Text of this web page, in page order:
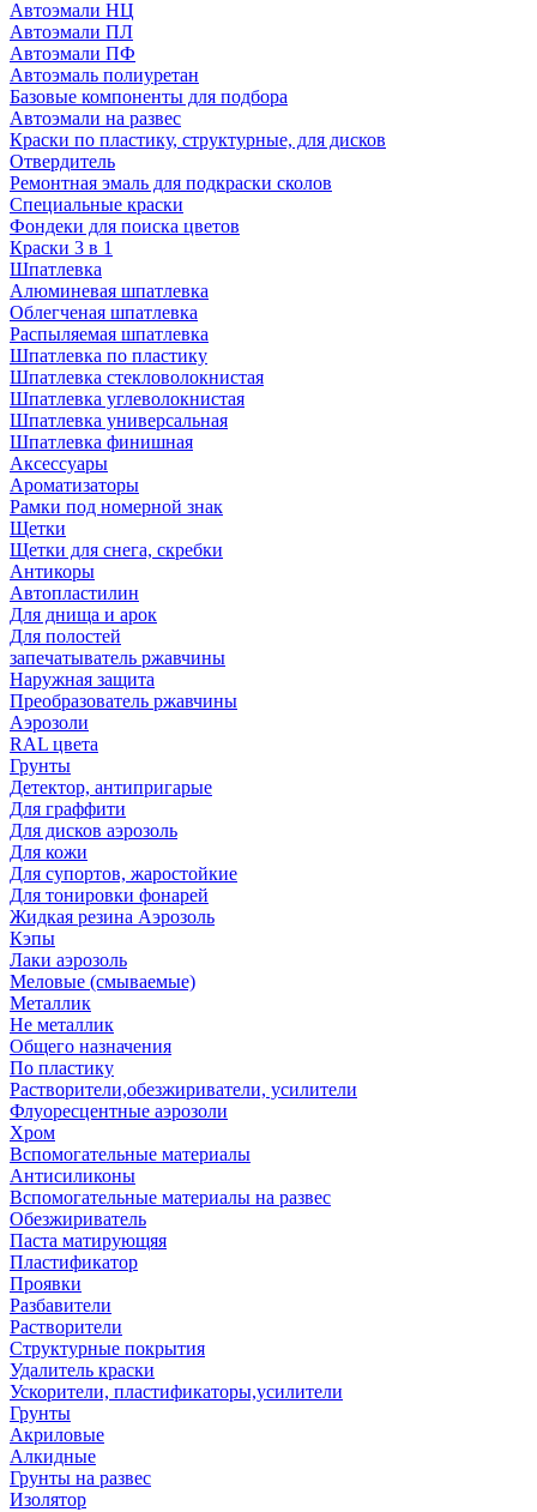
Автоэмали НЦ
Автоэмали ПЛ
Автоэмали ПФ
Автоэмаль полиуретан
Базовые компоненты для подбора
Автоэмали на развес
Краски по пластику, структурные, для дисков
Отвердитель
Ремонтная эмаль для подкраски сколов
Специальные краски
Фондеки для поиска цветов
Краски 3 в 1
Шпатлевка
Алюминевая шпатлевка
Облегченая шпатлевка
Распыляемая шпатлевка
Шпатлевка по пластику
Шпатлевка стекловолокнистая
Шпатлевка углеволокнистая
Шпатлевка универсальная
Шпатлевка финишная
Аксессуары
Ароматизаторы
Рамки под номерной знак
Щетки
Щетки для снега, скребки
Антикоры
Автопластилин
Для днища и арок
Для полостей
запечатыватель ржавчины
Наружная защита
Преобразователь ржавчины
Аэрозоли
RAL цвета
Грунты
Детектор, антипригарые
Для граффити
Для дисков аэрозоль
Для кожи
Для супортов, жаростойкие
Для тонировки фонарей
Жидкая резина Аэрозоль
Кэпы
Лаки аэрозоль
Меловые (смываемые)
Металлик
Не металлик
Общего назначения
По пластику
Растворители,обезжириватели, усилители
Флуоресцентные аэрозоли
Хром
Вспомогательные материалы
Антисиликоны
Вспомогательные материалы на развес
Обезжириватель
Паста матирующяя
Пластификатор
Проявки
Разбавители
Растворители
Структурные покрытия
Удалитель краски
Ускорители, пластификаторы,усилители
Грунты
Акриловые
Алкидные
Грунты на развес
Изолятор